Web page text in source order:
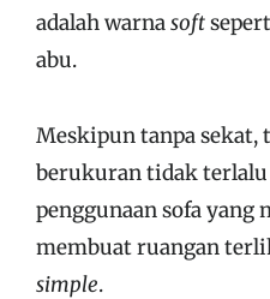
adalah warnasoft
abu.
Meskipun tanpa sekat,
berukuran tidak terlalu
penggunaan sofa
membuat ruangan
simple.